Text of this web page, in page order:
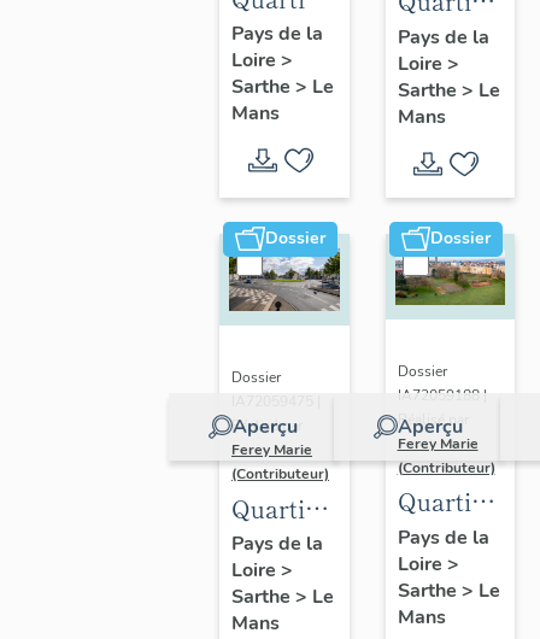
Sainte-
Croix
Pays de la
Loire >
Sarthe > Le
Mans
de Saint-
Georges-
du-Plain
Pays de la
Loire >
Sarthe > Le
Mans
Dossier
Aperçu
Dossier
Réalisé par
Ferey Marie
(Contributeur)
Quartier
de
Pontlieue
Pays de la
Loire >
Sarthe > Le
Mans
Dossier
Aperçu
Dossier
IA72059188 |
Réalisé par
Ferey Marie
(Contributeur)
Quartier
du
Ronceray-
Glonnières
Pays de la
Loire >
Sarthe > Le
Mans